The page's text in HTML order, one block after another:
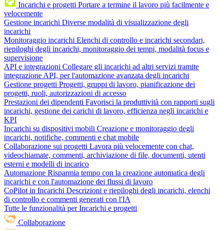
Incarichi e progetti Portare a termine il lavoro più facilmente e
velocemente
Gestione incarichi Diverse modalità di visualizzazione degli
incarichi
Monitoraggio incarichi Elenchi di controllo e incarichi secondari,
riepiloghi degli incarichi, monitoraggio dei tempi, modalità focus e
supervisione
API e integrazioni Collegare gli incarichi ad altri servizi tramite
integrazione API, per l'automazione avanzata degli incarichi
Gestione progetti Progetti, gruppi di lavoro, pianificazione dei
progetti, ruoli, autorizzazioni di accesso
Prestazioni dei dipendenti Favorisci la produttività con rapporti sugli
incarichi, gestione dei carichi di lavoro, efficienza negli incarichi e
KPI
Incarichi su dispositivi mobili Creazione e monitoraggio degli
incarichi, notifiche, commenti e chat mobile
Collaborazione sui progetti Lavora più velocemente con chat,
videochiamate, commenti, archiviazione di file, documenti, utenti
esterni e modelli di incarico
Automazione Risparmia tempo con la creazione automatica degli
incarichi e con l'automazione dei flussi di lavoro
CoPilot in Incarichi Descrizioni e riepiloghi degli incarichi, elenchi
di controllo e commenti generati con l'IA
Tutte le funzionalità per Incarichi e progetti
Collaborazione